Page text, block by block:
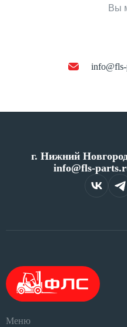
Вы
info@fls-
г. Нижний
info@fls-
Меню